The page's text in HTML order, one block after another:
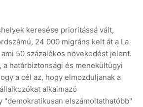
keresése prioritássá vált,
24 000 migráns kelt át a La
50 százalékos növekedést jelent.
a határbiztonsági és menekültügyi
a cél az, hogy elmozduljanak a
alkalmazó
"demokratikusan elszámoltathatóbb"